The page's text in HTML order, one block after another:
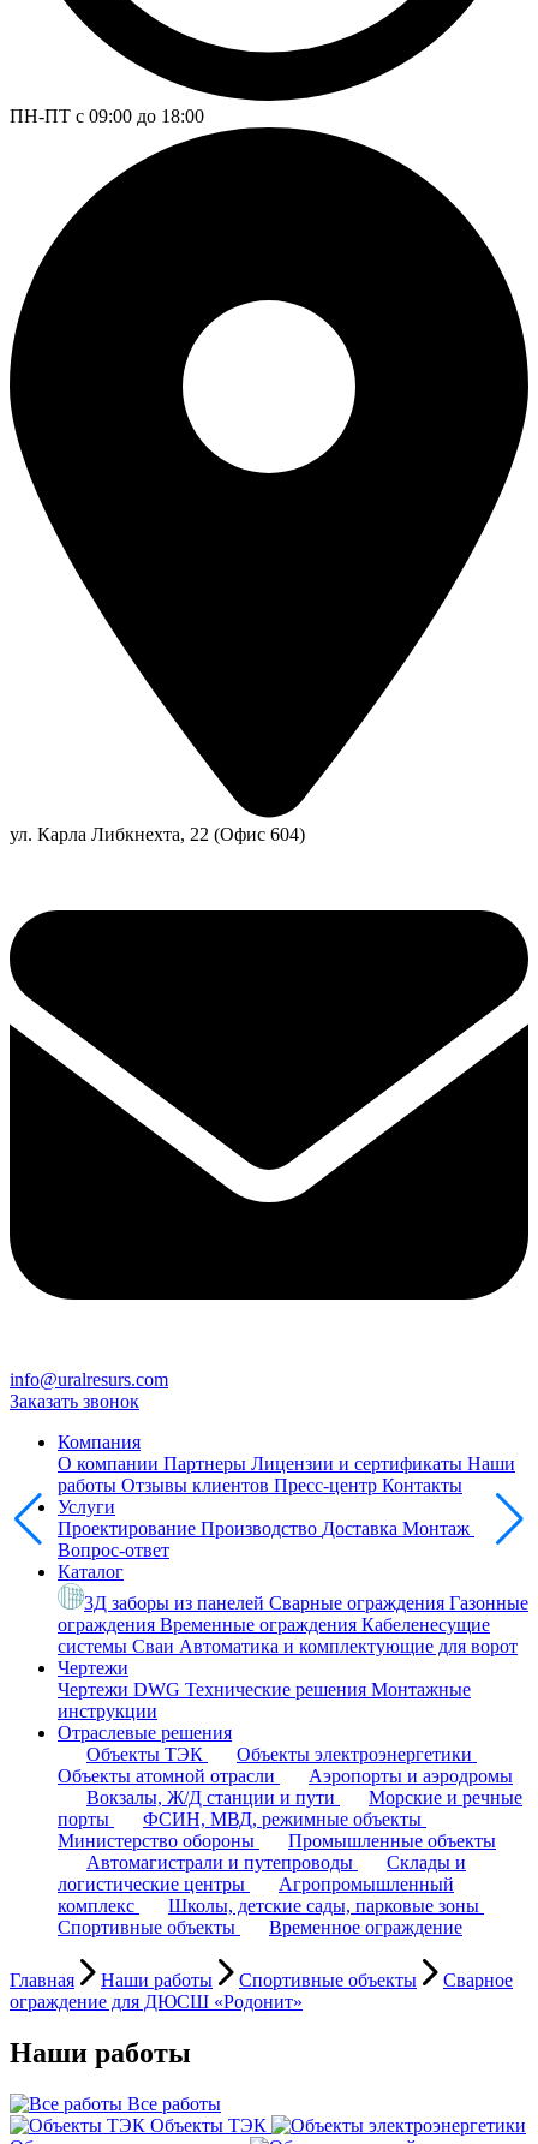
ПН-ПТ с 09:00 до 18:00
ул. Карла Либкнехта, 22 (Офис 604)
info@uralresurs.com
Заказать звонок
Компания
О компании Партнеры Лицензии и сертификаты Наши
работы Отзывы клиентов Пресс-центр Контакты
Услуги
Проектирование Производство Доставка Монтаж
Вопрос-ответ
Каталог
3Д заборы из панелей Сварные ограждения Газонные
ограждения Временные ограждения Кабеленесущие
системы Cваи Автоматика и комплектующие для ворот
Чертежи
Чертежи DWG Технические решения Монтажные
инструкции
Отраслевые решения
Объекты ТЭК
Объекты электроэнергетики
Объекты атомной отрасли
Аэропорты и аэродромы
Вокзалы, Ж/Д станции и пути
Морские и речные
порты
ФСИН, МВД, режимные объекты
Министерство обороны
Промышленные объекты
Автомагистрали и путепроводы
Склады и
логистические центры
Агропромышленный
комплекс
Школы, детские сады, парковые зоны
Спортивные объекты
Временное ограждение
Главная Наши работы Спортивные объекты
Сварное
ограждение для ДЮСШ «Родонит»
Наши работы
Все работы
Объекты ТЭК